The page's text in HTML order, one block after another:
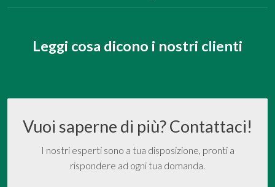
Vuoi saperne di più? Contattaci!
I nostri esperti sono a tua disposizione, pronti a
rispondere ad ogni tua domanda.
Leggi cosa dicono i nostri clienti